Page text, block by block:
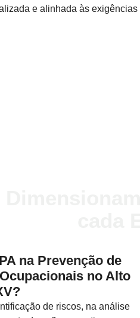
e alinhada às exigências
na Prevenção de
no Alto
de riscos, na análise